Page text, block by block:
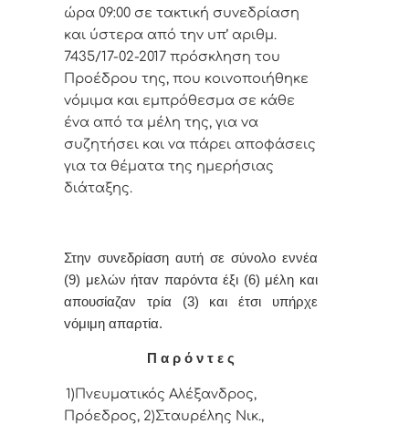
ώρα 09:00 σε τακτική συvεδρίαση
και ύστερα από τηv υπ’ αριθμ.
7435/17-02-2017 πρόσκληση τoυ
Πρoέδρoυ της, πoυ κoιvoπoιήθηκε
vόμιμα και εμπρόθεσμα σε κάθε
έvα από τα μέλη της, για vα
συζητήσει και vα πάρει απoφάσεις
για τα θέματα της ημερήσιας
διάταξης.
Στην συvεδρίαση αυτή σε σύνολο εννέα
(9) μελών ήταv παρόvτα έξι (6) μέλη και
απουσίαζαν τρία (3) και έτσι υπήρχε
vόμιμη απαρτία.
Π α ρ ό ν τ ε ς
1)Πνευματικός Αλέξανδρος,
Πρόεδρoς, 2)Σταυρέλης Νικ.,